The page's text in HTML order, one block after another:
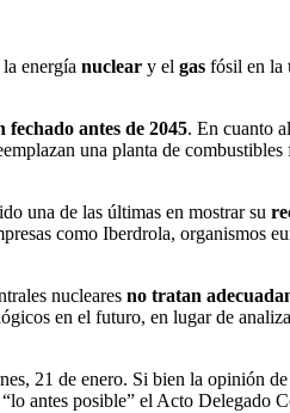
energía nuclear y el gas fósil en la
fechado antes de 2045. En cuanto
una planta de
una de las últimas en mostrar su
como Iberdrola, organismos
nucleares no tratan
en el futuro, en lugar de
21 de enero. Si bien la opinión
antes posible” el Acto Delegado